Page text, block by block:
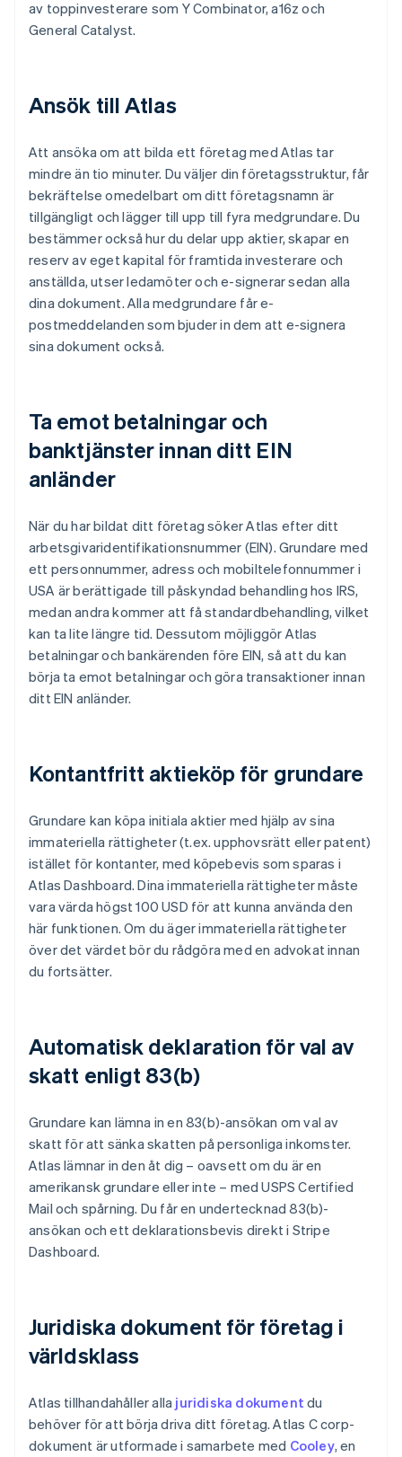
av toppinvesterare som Y Combinator, a16z och
General Catalyst.
Ansök till Atlas
Att ansöka om att bilda ett företag med Atlas tar
mindre än tio minuter. Du väljer din företagsstruktur, får
bekräftelse omedelbart om ditt företagsnamn är
tillgängligt och lägger till upp till fyra medgrundare. Du
bestämmer också hur du delar upp aktier, skapar en
reserv av eget kapital för framtida investerare och
anställda, utser ledamöter och e-signerar sedan alla
dina dokument. Alla medgrundare får e-
postmeddelanden som bjuder in dem att e-signera
sina dokument också.
Ta emot betalningar och
banktjänster innan ditt EIN
anländer
När du har bildat ditt företag söker Atlas efter ditt
arbetsgivaridentifikationsnummer (EIN). Grundare med
ett personnummer, adress och mobiltelefonnummer i
USA är berättigade till påskyndad behandling hos IRS,
medan andra kommer att få standardbehandling, vilket
kan ta lite längre tid. Dessutom möjliggör Atlas
betalningar och bankärenden före EIN, så att du kan
börja ta emot betalningar och göra transaktioner innan
ditt EIN anländer.
Kontantfritt aktieköp för grundare
Grundare kan köpa initiala aktier med hjälp av sina
immateriella rättigheter (t.ex. upphovsrätt eller patent)
istället för kontanter, med köpebevis som sparas i
Atlas Dashboard. Dina immateriella rättigheter måste
vara värda högst 100 USD för att kunna använda den
här funktionen. Om du äger immateriella rättigheter
över det värdet bör du rådgöra med en advokat innan
du fortsätter.
Automatisk deklaration för val av
skatt enligt 83(b)
Grundare kan lämna in en 83(b)-ansökan om val av
skatt för att sänka skatten på personliga inkomster.
Atlas lämnar in den åt dig – oavsett om du är en
amerikansk grundare eller inte – med USPS Certified
Mail och spårning. Du får en undertecknad 83(b)-
ansökan och ett deklarationsbevis direkt i Stripe
Dashboard.
Juridiska dokument för företag i
världsklass
Atlas tillhandahåller alla juridiska dokument du
behöver för att börja driva ditt företag. Atlas C corp-
dokument är utformade i samarbete med Cooley, en